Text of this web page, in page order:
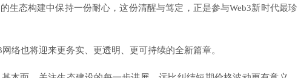
生态构建中保持一份耐心，这份清醒与笃定，正是参与Web3新时代最珍
络也将迎来更务实、更透明、更可持续的全新篇章。